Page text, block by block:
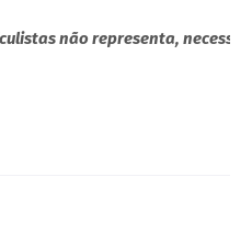
não representa,